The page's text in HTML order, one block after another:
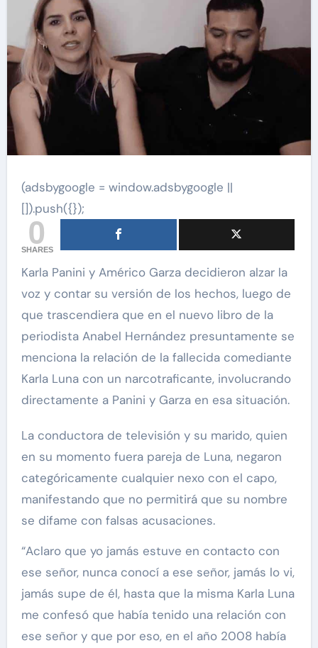
(adsbygoogle = window.adsbygoogle ||
[]).push({});
0
SHARES
Karla Panini y Américo Garza decidieron alzar la
voz y contar su versión de los hechos, luego de
que trascendiera que en el nuevo libro de la
periodista Anabel Hernández presuntamente se
menciona la relación de la fallecida comediante
Karla Luna con un narcotraficante, involucrando
directamente a Panini y Garza en esa situación.
La conductora de televisión y su marido, quien
en su momento fuera pareja de Luna, negaron
categóricamente cualquier nexo con el capo,
manifestando que no permitirá que su nombre
se difame con falsas acusaciones.
“Aclaro que yo jamás estuve en contacto con
ese señor, nunca conocí a ese señor, jamás lo vi,
jamás supe de él, hasta que la misma Karla Luna
me confesó que había tenido una relación con
ese señor y que por eso, en el año 2008 había